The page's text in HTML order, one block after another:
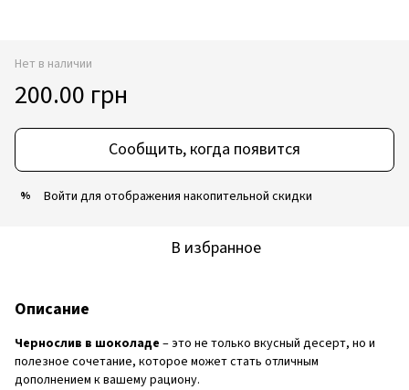
Нет в наличии
200.00 грн
Сообщить, когда появится
% Войти для отображения накопительной скидки
В избранное
Описание
Чернослив в шоколаде – это не только вкусный десерт, но и
полезное сочетание, которое может стать отличным
дополнением к вашему рациону.